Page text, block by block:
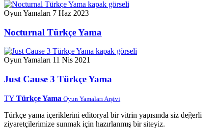
Oyun Yamaları 7 Haz 2023
Nocturnal Türkçe Yama
Oyun Yamaları 11 Nis 2021
Just Cause 3 Türkçe Yama
TY Türkçe Yama Oyun Yamaları Arşivi
Türkçe yama içeriklerini editoryal bir vitrin yapısında siz değerli
ziyaretçilerimize sunmak için hazırlanmış bir siteyiz.